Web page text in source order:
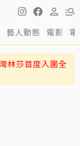
藝人動態 電影